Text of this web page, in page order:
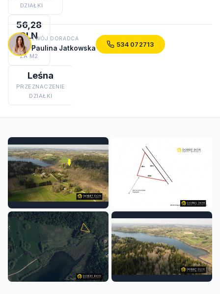
DZIAŁKI
56,28
PLN
CENA
ZA M2
Leśna
PRZEZNACZENIE
DZIAŁKI
TWÓJ DORADCA
Paulina Jatkowska 534 072713